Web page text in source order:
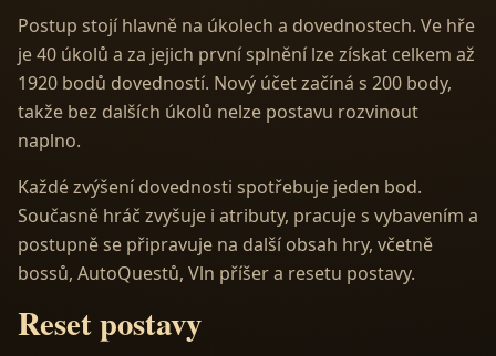
Postup stojí hlavně na úkolech a dovednostech. Ve hře
je 40 úkolů a za jejich první splnění lze získat celkem až
1920 bodů dovedností. Nový účet začíná s 200 body,
takže bez dalších úkolů nelze postavu rozvinout
naplno.
Každé zvýšení dovednosti spotřebuje jeden bod.
Současně hráč zvyšuje i atributy, pracuje s vybavením a
postupně se připravuje na další obsah hry, včetně
bossů, AutoQuestů, Vln příšer a resetu postavy.
Reset postavy